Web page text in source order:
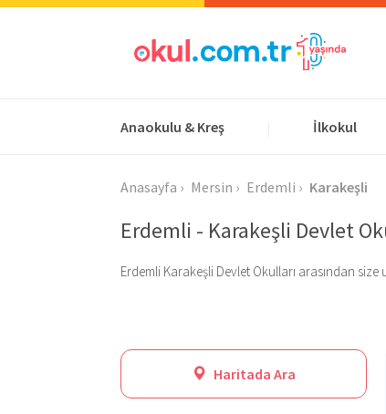
Anaokulu & Kreş İlkokul
Anasayfa Mersin Erdemli Karakeşli
Erdemli - Karakeşli Devlet
Erdemli Karakeşli Devlet Okulları arasından
Haritada Ara